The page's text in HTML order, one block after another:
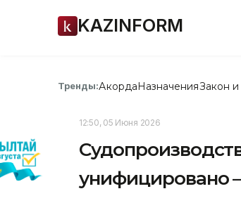
KAZINFORM
Тренды:АкордаНазначенияЗакон
12:50, 05 Июня 2026
унифицировано